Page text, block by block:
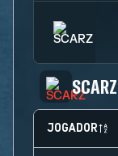
SCARZ
JOGADOR